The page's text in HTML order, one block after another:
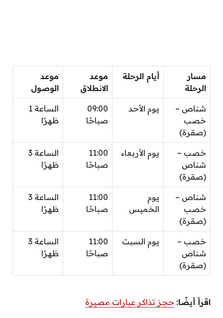
مسار
الرحلة
أيام الرحلة
موعد
الانطلاق
موعد
الوصول
شناص –
خصب
(صقرة)
يوم الأحد
09:00
صباحًا
الساعة 1
ظهرًا
خصب –
شناص
(صقرة)
يوم الأربعاء
11:00
صباحًا
الساعة 3
ظهرًا
شناص –
خصب
(صقرة)
يوم
الخميس
11:00
صباحًا
الساعة 3
ظهرًا
خصب –
شناص
(صقرة)
يوم السبت
11:00
صباحًا
الساعة 3
ظهرًا
اقرأ أيضًا: حجز تذاكر عبارات مصيرة